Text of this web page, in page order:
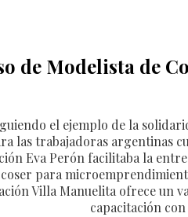
de Modelista de
el ejemplo de la
las trabajadoras argentinas
Eva Perón facilitaba la
para
Villa Manuelita ofrece un
capacitación